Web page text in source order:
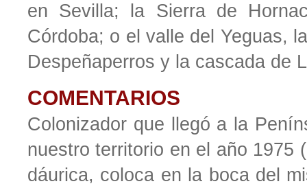
en Sevilla; la Sierra de
Córdoba; o el valle del Yeguas,
Despeñaperros y la cascada de
COMENTARIOS
Colonizador que llegó a la
nuestro territorio en el año 1975
dáurica, coloca en la boca del